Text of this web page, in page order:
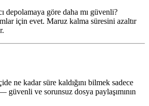
depolamaya göre daha mı güvenli?
için evet. Maruz kalma süresini azaltır
ne kadar süre kaldığını bilmek sadece
güvenli ve sorunsuz dosya paylaşımının